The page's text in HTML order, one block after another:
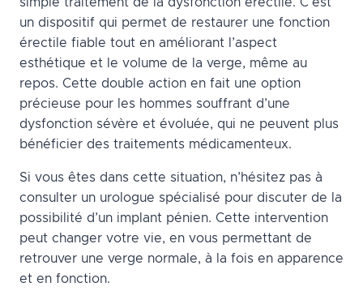
un dispositif qui permet de restaurer une fonction
érectile fiable tout en améliorant l’aspect
esthétique et le volume de la verge, même au
repos. Cette double action en fait une option
précieuse pour les hommes souffrant d’une
dysfonction sévère et évoluée, qui ne peuvent plus
bénéficier des traitements médicamenteux.
Si vous êtes dans cette situation, n’hésitez pas à
consulter un urologue spécialisé pour discuter de la
possibilité d’un implant pénien. Cette intervention
peut changer votre vie, en vous permettant de
retrouver une verge normale, à la fois en apparence
et en fonction.